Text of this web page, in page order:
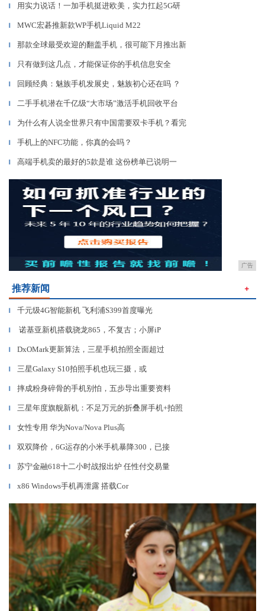
▎ 用实力说话！一加手机挺进欧美，实力扛起5G研
▎ MWC宏碁推新款WP手机Liquid M22
▎ 那款全球最受欢迎的翻盖手机，很可能下月推出新
▎ 只有做到这几点，才能保证你的手机信息安全
▎ 回顾经典：魅族手机发展史，魅族初心还在吗 ？
▎ 二手手机潜在千亿级“大市场”激活手机回收平台
▎ 为什么有人说全世界只有中国需要双卡手机？看完
▎ 手机上的NFC功能，你真的会吗？
▎ 高端手机卖的最好的5款是谁 这份榜单已说明一
广告
推荐新闻 ＋
▎ 千元级4G智能新机 飞利浦S399首度曝光
▎ 诺基亚新机搭载骁龙865，不复古；小屏iP
▎ DxOMark更新算法，三星手机拍照全面超过
▎ 三星Galaxy S10拍照手机也玩三摄，或
▎ 摔成粉身碎骨的手机别怕，五步导出重要资料
▎ 三星年度旗舰新机：不足万元的折叠屏手机+拍照
▎ 女性专用 华为Nova/Nova Plus高
▎ 双双降价，6G运存的小米手机暴降300，已接
▎ 苏宁金融618十二小时战报出炉 任性付交易量
▎ x86 Windows手机再泄露 搭载Cor